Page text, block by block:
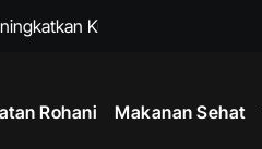
Kualitas Hidup
Sederhana Setiap Hari
Rohani Makanan Sehat